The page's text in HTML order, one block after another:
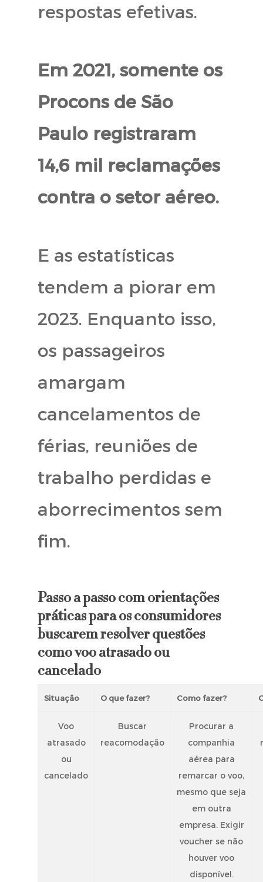
respostas efetivas.
Em 2021, somente os
Procons de São
Paulo registraram
14,6 mil reclamações
contra o setor aéreo.
E as estatísticas
tendem a piorar em
2023. Enquanto isso,
os passageiros
amargam
cancelamentos de
férias, reuniões de
trabalho perdidas e
aborrecimentos sem
fim.
Passo a passo com orientações
práticas para os consumidores
buscarem resolver questões
como voo atrasado ou
cancelado
Situação O que fazer? Como fazer?
Voo
atrasado
ou
cancelado
Buscar
reacomodação
Procurar a
companhia
aérea para
remarcar o voo,
mesmo que seja
em outra
empresa. Exigir
voucher se não
houver voo
disponível.